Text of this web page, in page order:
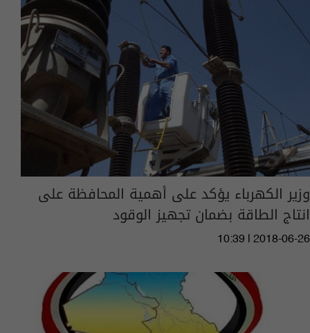
وزير الكهرباء يؤكد على أهمية المحافظة على
انتاج الطاقة بضمان تجهيز الوقود
10:39 | 2018-06-26